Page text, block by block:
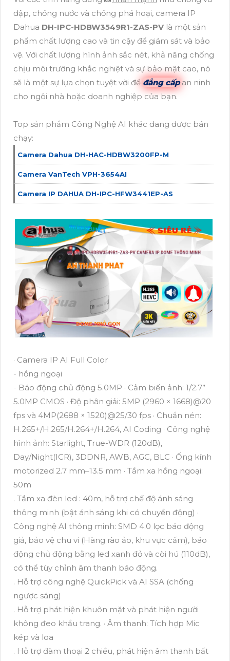
đập, chống nước và chống phá hoại, camera IP
Dahua DH-IPC-HDBW3549R1-ZAS-PV là một sản
phẩm chất lượng cao và tin cậy để giám sát và bảo
vệ. Với chất lượng hình ảnh sắc nét, khả năng chống
chịu môi trường khắc nghiệt và sự bảo mật cao, nó
sẽ là một sự lựa chọn tuyệt vời để đẳng cấpan ninh
cho ngôi nhà hoặc doanh nghiệp của bạn.
Top sản phẩm Công Nghệ AI khác đang được bán
chạy:
Camera Dahua DH-HAC-HDBW3200FP-M
Camera VanTech VPH-3654AI
Camera IP DAHUA DH-IPC-HFW3441EP-AS
· Camera IP AI Full Color
- hồng ngoại
- Báo động chủ động 5.0MP · Cảm biến ảnh: 1/2.7”
5.0MP CMOS · Độ phân giải: 5MP (2960 × 1668)@20
fps và 4MP(2688 × 1520)@25/30 fps · Chuẩn nén:
H.265+/H.265/H.264+/H.264, AI Coding · Công nghệ
hình ảnh: Starlight, True-WDR (120dB),
Day/Night(ICR), 3DDNR, AWB, AGC, BLC · Ống kính
motorized 2.7 mm–13.5 mm · Tầm xa hồng ngoại:
50m
. Tầm xa đèn led : 40m, hỗ trợ chế độ ánh sáng
thông minh (bật ánh sáng khi có chuyển động) ·
Công nghệ AI thông minh: SMD 4.0 lọc báo động
giả, bảo vệ chu vi (Hàng rào ảo, khu vực cấm), báo
động chủ động bằng led xanh đỏ và còi hú (110dB),
có thể tùy chỉnh âm thanh báo động.
. Hỗ trợ công nghệ QuickPick và AI SSA (chống
ngược sáng)
. Hỗ trợ phát hiện khuôn mặt và phát hiện người
không đeo khẩu trang. · Âm thanh: Tích hợp Mic
kép và loa
. Hỗ trợ đàm thoại 2 chiều, phát hiện âm thanh bất